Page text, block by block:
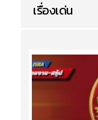
เรื่องเด่น